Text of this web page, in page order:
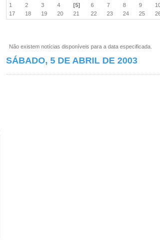
1
2 3 4 [5] 6 7 8 9
17
18 19 20 21 22 23 24 25
Não existem notícias disponíveis para a data especificada.
SÁBADO, 5 DE ABRIL DE 2003